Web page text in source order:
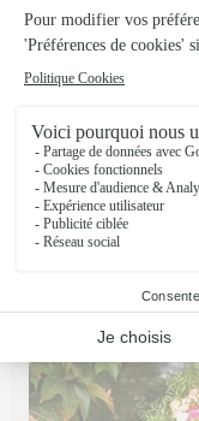
Monceau Fleurs
Lons
★★★★★4.6 (248)
177 avenue Jean Mermoz